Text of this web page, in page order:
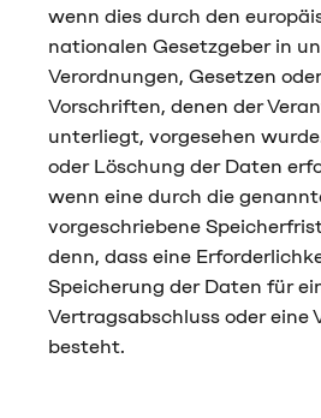
wenn dies durch den
nationalen Gesetzgeber in
Verordnungen, Gesetzen
Vorschriften, denen der
unterliegt, vorgesehen
oder Löschung der Daten
wenn eine durch die
vorgeschriebene
denn, dass eine
Speicherung der Daten für
Vertragsabschluss oder eine
besteht.